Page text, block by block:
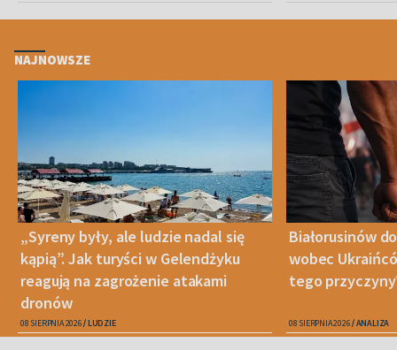
NAJNOWSZE
„Syreny były, ale ludzie nadal się
kąpią”. Jak turyści w Gelendżyku
reagują na zagrożenie atakami
dronów
08 SIERPNIA 2026 LUDZIE
Białorusinów
wobec
tego
08 SIERPNIA 2026 ANALIZA